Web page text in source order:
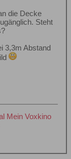
die Decke
Steht
3,3m Abstand
Mein Voxkino